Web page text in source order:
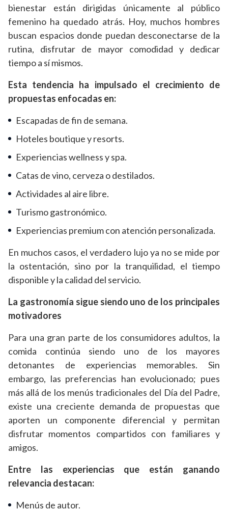
bienestar están dirigidas únicamente al público
femenino ha quedado atrás. Hoy, muchos hombres
buscan espacios donde puedan desconectarse de la
rutina, disfrutar de mayor comodidad y dedicar
tiempo a sí mismos.
Esta tendencia ha impulsado el crecimiento de
propuestas enfocadas en:
Escapadas de fin de semana.
Hoteles boutique y resorts.
Experiencias wellness y spa.
Catas de vino, cerveza o destilados.
Actividades al aire libre.
Turismo gastronómico.
Experiencias premium con atención personalizada.
En muchos casos, el verdadero lujo ya no se mide por
la ostentación, sino por la tranquilidad, el tiempo
disponible y la calidad del servicio.
La gastronomía sigue siendo uno de los principales
motivadores
Para una gran parte de los consumidores adultos, la
comida continúa siendo uno de los mayores
detonantes de experiencias memorables. Sin
embargo, las preferencias han evolucionado; pues
más allá de los menús tradicionales del Día del Padre,
existe una creciente demanda de propuestas que
aporten un componente diferencial y permitan
disfrutar momentos compartidos con familiares y
amigos.
Entre las experiencias que están ganando
relevancia destacan:
Menús de autor.